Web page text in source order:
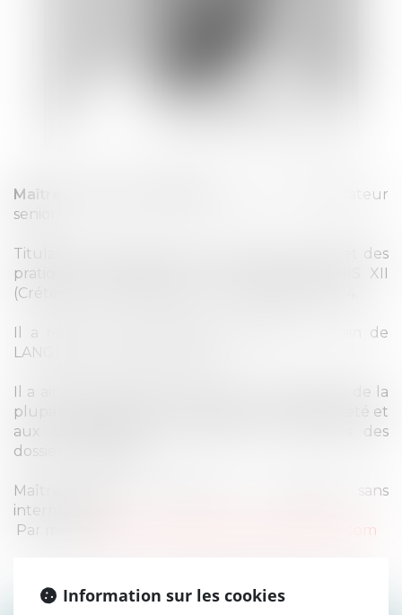
Maître Clément BANCON
, avocat collaborateur
senior
Titulaire d’un Master 2 en droit des contrats et des
pratiques commerciales de l’Université PARIS XII
(Créteil), il a prêté serment le 17 décembre 2014.
Il a rejoint la SCP Nicolas GUERRIER et Alain de
LANGLE au mois de juin 2016.
Il a ainsi pu acquérir une bonne connaissance de la
plupart des problématiques liées à la copropriété et
aux contentieux d’un bailleur social dans des
dossiers complexes.
Maître Clément BANCON est joignable sans
intermédiaire :
Par mail :
clement.bancon@guerrierdelangle.com
Information sur les cookies